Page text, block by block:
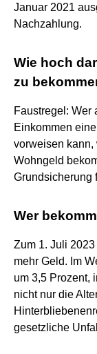
Januar 2021
Nachzahlung.
Wie hoch
zu
Faustregel:
Einkommen
vorweisen kann,
Wohngeld
Grundsicherung
Wer
Zum 1. Juli
mehr Geld. Im
um 3,5 Prozent,
nicht nur die
gesetzliche